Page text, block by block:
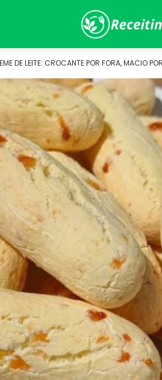
DE LEITE: CROCANTE POR FORA, MACIO